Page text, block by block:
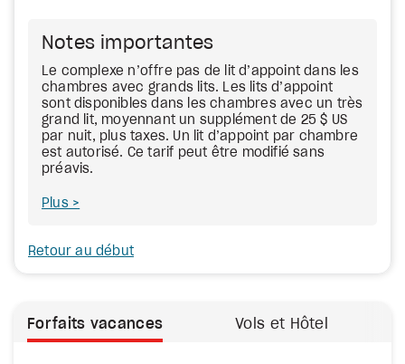
Notes importantes
Le complexe n’offre pas de lit d’appoint dans les
chambres avec grands lits. Les lits d’appoint
sont disponibles dans les chambres avec un très
grand lit, moyennant un supplément de 25 $ US
par nuit, plus taxes. Un lit d’appoint par chambre
est autorisé. Ce tarif peut être modifié sans
préavis.
Plus
Retour au début
Forfaits vacances Vols et Hôtel